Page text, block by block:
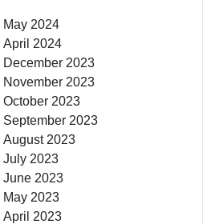
May 2024
April 2024
December 2023
November 2023
October 2023
September 2023
August 2023
July 2023
June 2023
May 2023
April 2023